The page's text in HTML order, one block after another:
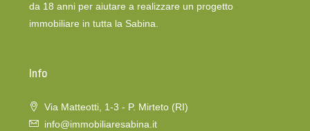
da 18 anni per aiutare a realizzare un progetto
immobiliare in tutta la Sabina.
Info
Via Matteotti, 1-3 - P. Mirteto (RI)
info@immobiliaresabina.it